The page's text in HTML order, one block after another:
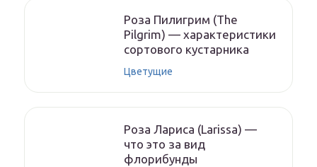
Роза Пилигрим (The
Pilgrim) — характеристики
сортового кустарника
Цветущие
Роза Лариса (Larissa) —
что это за вид
флорибунды